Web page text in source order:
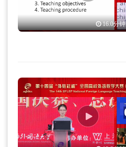
16.0分钟